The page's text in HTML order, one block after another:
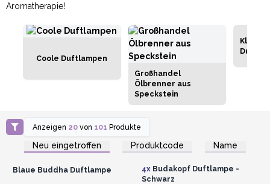
Aromatherapie!
Coole Duftlampen
Großhandel
Ölbrenner aus
Speckstein
Anzeigen 20 von 101 Produkte
Neu eingetroffen Produktcode Name
Anmelden oder
Registrieren für
Großhandelspreise
Blaue Buddha Duftlampe
Registrieren für
Großhandelspreise
4xBudakopf Duftlampe -
Schwarz